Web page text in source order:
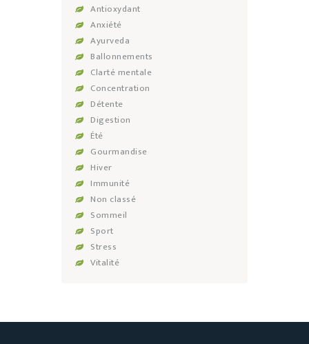
Antioxydant
Anxiété
Ayurveda
Ballonnements
Clarté mentale
Concentration
Détente
Digestion
Été
Gourmandise
Hiver
Immunité
Non classé
Sommeil
Sport
Stress
Vitalité